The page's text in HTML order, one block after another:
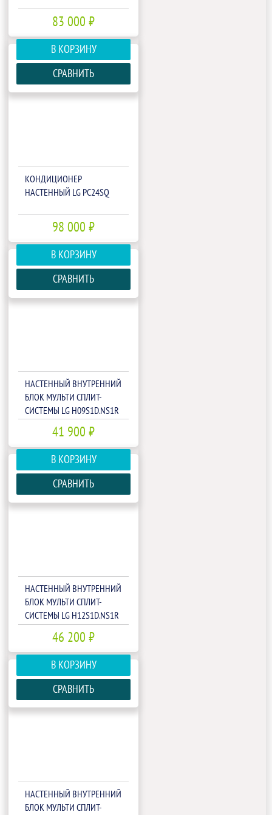
83 000 ₽
В КОРЗИНУ
СРАВНИТЬ
КОНДИЦИОНЕР
НАСТЕННЫЙ LG PC24SQ
98 000 ₽
В КОРЗИНУ
СРАВНИТЬ
НАСТЕННЫЙ ВНУТРЕННИЙ
БЛОК МУЛЬТИ СПЛИТ-
СИСТЕМЫ LG H09S1D.NS1R
41 900 ₽
В КОРЗИНУ
СРАВНИТЬ
НАСТЕННЫЙ ВНУТРЕННИЙ
БЛОК МУЛЬТИ СПЛИТ-
СИСТЕМЫ LG H12S1D.NS1R
46 200 ₽
В КОРЗИНУ
СРАВНИТЬ
НАСТЕННЫЙ ВНУТРЕННИЙ
БЛОК МУЛЬТИ СПЛИТ-